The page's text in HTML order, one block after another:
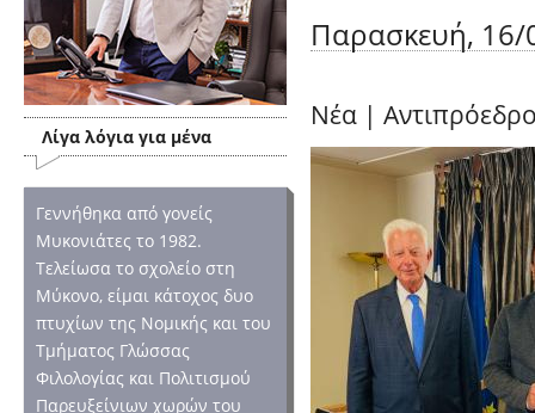
Λίγα λόγια για μένα
Γεννήθηκα από γονείς
Μυκονιάτες το 1982.
Τελείωσα το σχολείο στη
Μύκονο, είμαι κάτοχος δυο
πτυχίων της Νομικής και του
Τμήματος Γλώσσας
Φιλολογίας και Πολιτισμού
Παρευξείνιων χωρών του
Παρασκευή, 16/
Νέα |